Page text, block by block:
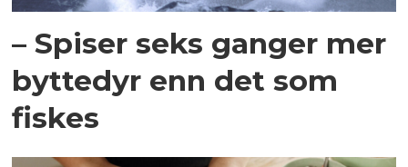
– Spiser seks ganger mer
byttedyr enn det som
fiskes